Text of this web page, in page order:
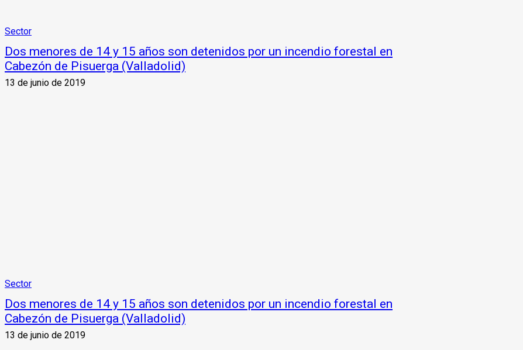
Sector
Dos menores de 14 y 15 años son detenidos por un incendio forestal en
Cabezón de Pisuerga (Valladolid)
13 de junio de 2019
Sector
Dos menores de 14 y 15 años son detenidos por un incendio forestal en
Cabezón de Pisuerga (Valladolid)
13 de junio de 2019